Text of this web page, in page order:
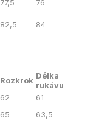
77,5
76
82,5 84
Rozkrok
Délka
rukávu
62
61
65
63,5